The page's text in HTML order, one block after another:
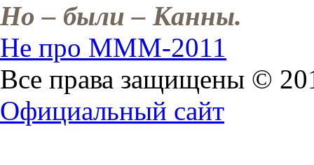
Но – были – Канны.
Не про МММ-2011
Все права защищены ©
Официальный сайт